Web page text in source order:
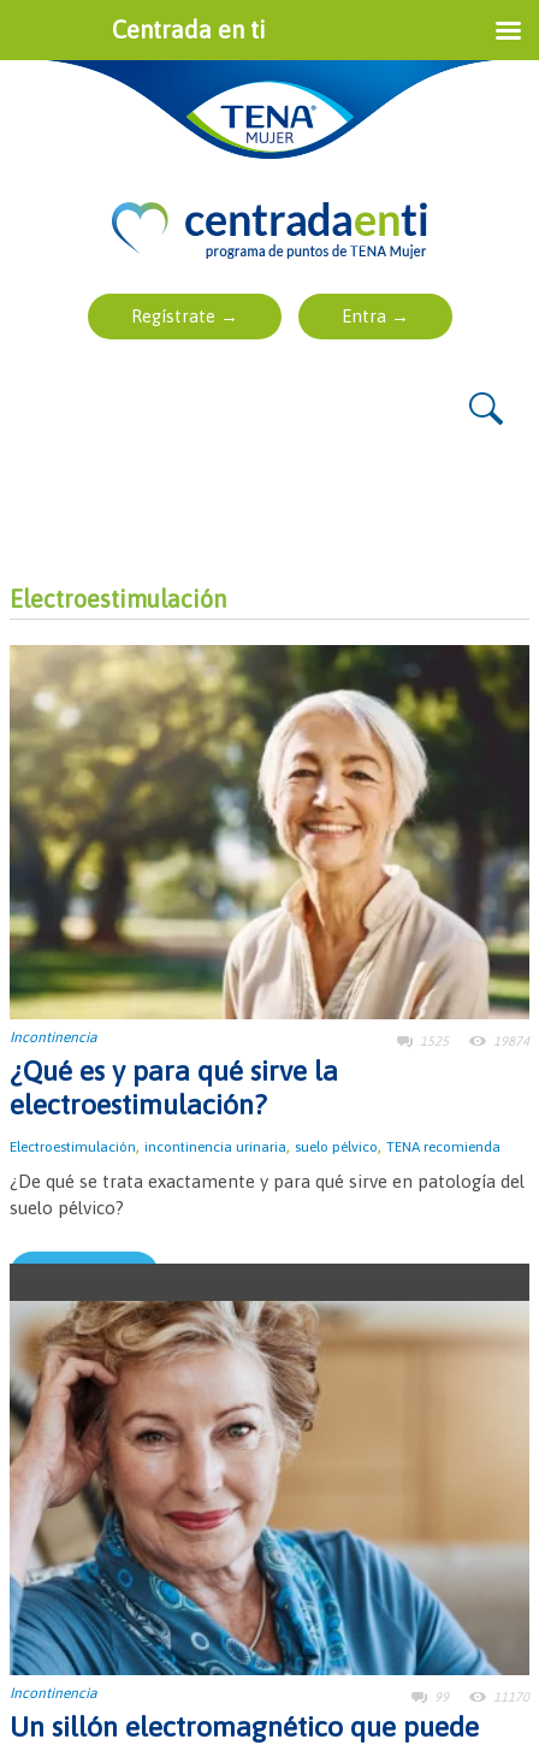
Electroestimulación
Incontinencia 1525 19874
¿Qué es y para qué sirve la
electroestimulación?
Electroestimulación, incontinencia urinaria, suelo pélvico, TENA recomienda
¿De qué se trata exactamente y para qué sirve en patología del
suelo pélvico?
Incontinencia 99 11170
Un sillón electromagnético que puede
Centrada en ti